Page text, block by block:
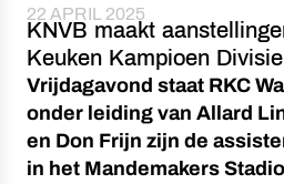
22 APRIL 2025
KNVB maakt
Keuken Kampioen
Vrijdagavond staat RKC
onder leiding van Allard
en Don Frijn zijn de
in het Mandemakers